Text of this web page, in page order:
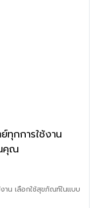
คุณ
น เลือกใช้สุขภัณฑ์ในแบบ